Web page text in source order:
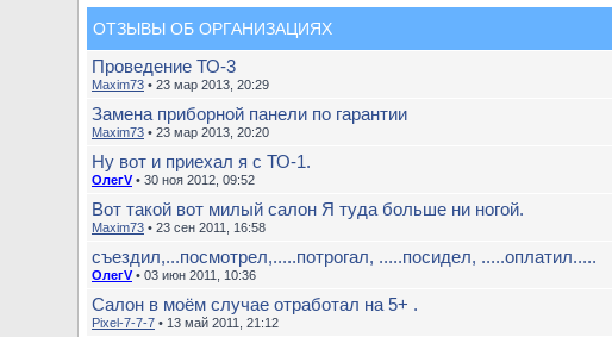
ОТЗЫВЫ ОБ ОРГАНИЗАЦИЯХ
Проведение ТО-3
Maxim73 • 23 мар 2013, 20:29
Замена приборной панели по гарантии
Maxim73 • 23 мар 2013, 20:20
Ну вот и приехал я с ТО-1.
ОлегV• 30 ноя 2012, 09:52
Вот такой вот милый салон Я туда больше ни ногой.
Maxim73 • 23 сен 2011, 16:58
съездил,...посмотрел,.....потрогал, .....посидел, .....оплатил.....
ОлегV• 03 июн 2011, 10:36
Салон в моём случае отработал на 5+ .
Pixel-7-7-7 • 13 май 2011, 21:12